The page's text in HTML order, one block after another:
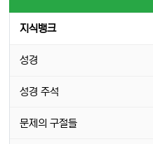
지식뱅크
성경
성경 주석
문제의 구절들